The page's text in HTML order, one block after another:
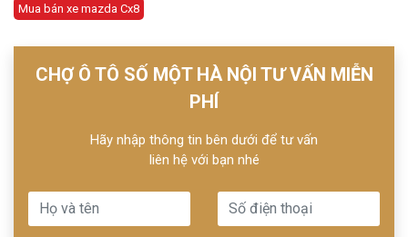
Mua bán xe mazda Cx8
CHỢ Ô TÔ SỐ MỘT HÀ NỘI TƯ VẤN MIỄN
PHÍ
Hãy nhập thông tin bên dưới để tư vấn
liên hệ với bạn nhé